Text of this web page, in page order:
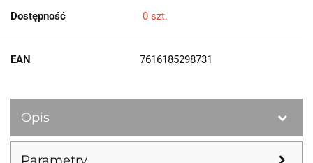
Dostępność 0 szt.
EAN 7616185298731
Opis
Parametry